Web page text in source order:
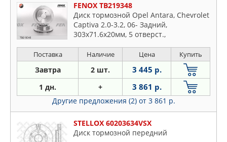
FENOX TB219348
Диск тормозной Opel Antara, Chevrolet
Captiva 2.0-3.2, 06- Задний,
303x71.6x20мм, 5 отверст.,
Поставка Наличие Цена Купить
Завтра 2 шт. 3 445 р.
1 дн. + 3 861 р.
Другие предложения (2) от 3 861 р.
STELLOX 60203634VSX
Диск тормозной передний